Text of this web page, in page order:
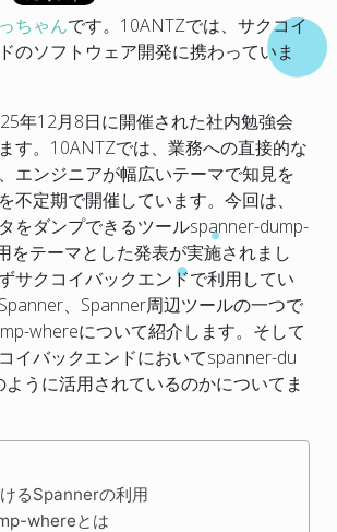
ちゃんです。10ANTZでは、サクコイ
のソフトウェア開発に携わっていま
年12月8日に開催された社内勉強会
す。10ANTZでは、業務への直接的な
エンジニアが幅広いテーマで知見を
不定期で開催しています。今回は、
をダンプできるツールspanner-dump-
をテーマとした発表が実施されまし
サクコイバックエンドで利用してい
、Spanner周辺ツールの一つで
whereについて紹介します。そして
イバックエンドにおいてspanner-du
うに活用されているのかについてま
るSpannerの利用
whereとは